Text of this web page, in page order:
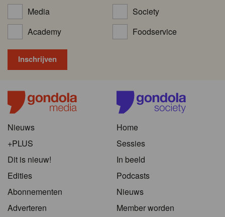
Media
Society
Academy
Foodservice
Nieuws
+PLUS
Dit is nieuw!
Edities
Abonnementen
Adverteren
Home
Sessies
In beeld
Podcasts
Nieuws
Member worden